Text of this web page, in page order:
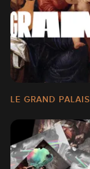
LE GRAND PALAIS